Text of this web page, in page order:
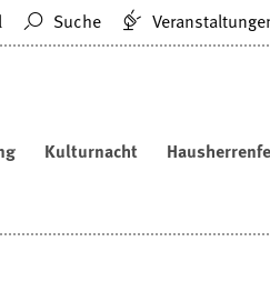
Suche
Kulturnacht